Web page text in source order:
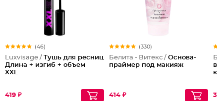
(46)
Luxvisage / Тушь для ресниц
Длина + изгиб + объем
XXL
419 ₽
(330)
Белита - Витекс / Основа-
праймер под макияж
414 ₽